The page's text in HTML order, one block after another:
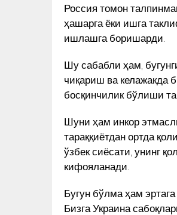
Россия томон
ҳашарга ёки ишга
ишлашга боришарди.
Шу сабабли ҳам,
чиқариш ва келажакда
босқинчилик бўлиши
Шуни ҳам инкор
тараққиётдан ортда
ўзбек сиёсати, унинг
кифояланади.
Бугун бўлма ҳам
Бизга Украина